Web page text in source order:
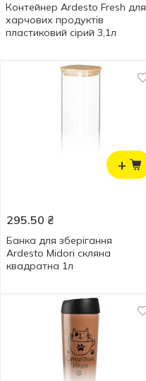
Контейнер Ardesto Fresh для
харчових продуктів
пластиковий сірий 3,1л
+
295.50 ₴
Банка для зберігання
Ardesto Midori скляна
квадратна 1л